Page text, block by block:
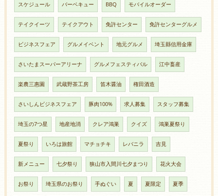
スケジュール バーベキュー BBQ モバイルオーダー
テイクイーツ テイクアウト 免許センター 免許センターグルメ
ビジネスフェア グルメイベント 地元グルメ 埼玉縣信用金庫
さいたまスーパーアリーナ グルメフェスティバル 江中畜産
楽農三惠園 武蔵野茶工房 笛木醤油 権田酒造
さいしんビジネスフェア 豚肉100% 求人募集 スタッフ募集
埼玉の7つ星 地産地消 クレア鴻巣 クイズ 鴻巣夏祭り
夏祭り いろは旅館 マチョチキ レバニラ 吉見
新メニュー 七夕祭り 狭山市入間川七夕まつり 花火大会
お祭り 埼玉県のお祭り 手ぬぐい 夏 夏限定 夏季